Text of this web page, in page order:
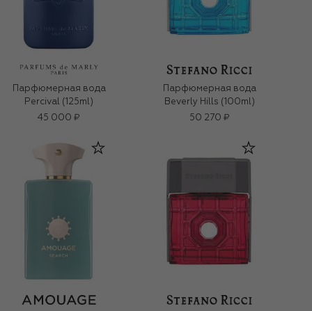
Парфюмерная вода
Percival (125ml)
45 000 ₽
Парфюмерная вода
Beverly Hills (100ml)
50 270 ₽